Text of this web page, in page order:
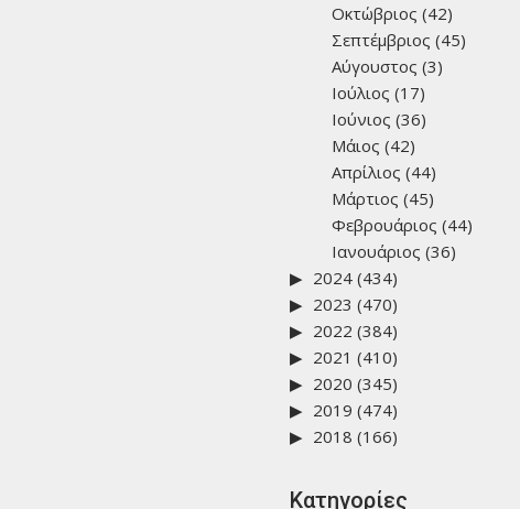
Οκτώβριος (42)
Σεπτέμβριος (45)
Αύγουστος (3)
Ιούλιος (17)
Ιούνιος (36)
Μάιος (42)
Απρίλιος (44)
Μάρτιος (45)
Φεβρουάριος (44)
Ιανουάριος (36)
2024 (434)
2023 (470)
2022 (384)
2021 (410)
2020 (345)
2019 (474)
2018 (166)
Kατηγορίες